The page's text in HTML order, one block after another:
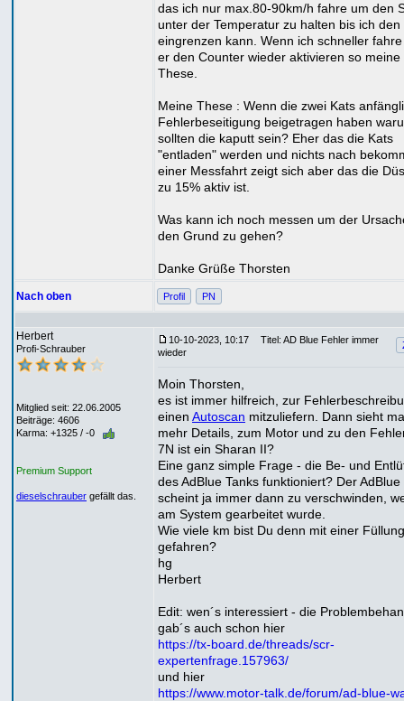
das ich nur max.80-90km/h fahre um den
unter der Temperatur zu halten bis ich den
eingrenzen kann. Wenn ich schneller
er den Counter wieder aktivieren so meine
These.
Meine These : Wenn die zwei Kats
Fehlerbeseitigung beigetragen haben
sollten die kaputt sein? Eher das die Kats
"entladen" werden und nichts nach
einer Messfahrt zeigt sich aber das die
zu 15% aktiv ist.
Was kann ich noch messen um der
den Grund zu gehen?
Danke Grüße Thorsten
Nach oben Profil PN
Herbert
Profi-Schrauber
Mitglied seit: 22.06.2005
Beiträge: 4606
Karma: +1325 / -0
Premium Support
dieselschrauber gefällt das.
10-10-2023, 10:17
Titel: AD Blue Fehler immer
wieder
Moin Thorsten,
es ist immer hilfreich, zur
einen Autoscan mitzuliefern. Dann sieht
mehr Details, zum Motor und zu den
7N ist ein Sharan II?
Eine ganz simple Frage - die Be- und
des AdBlue Tanks funktioniert? Der
scheint ja immer dann zu verschwinden,
am System gearbeitet wurde.
Wie viele km bist Du denn mit einer Füllung
gefahren?
hg
Herbert
Edit: wen´s interessiert - die
gab´s auch schon hier
https://tx-board.de/threads/scr-
expertenfrage.157963/
und hier
https://www.motor-talk.de/forum/ad-blue-